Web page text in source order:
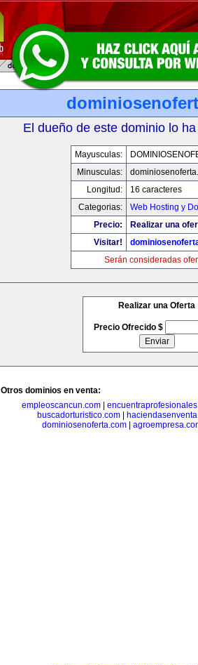
El dueño de este dominio lo
Mayusculas:
Minusculas:
Longitud:
16 caracteres
Categorias:
Web Hosting y
Precio:
Realizar una
Visitar!
Serán consideradas
Realizar una Oferta
Precio Ofrecido $
Otros dominios en venta:
empleoscancun.com
buscadorturistico.com|
dominiosenoferta.com